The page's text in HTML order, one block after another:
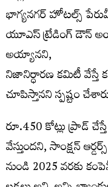
భాగ్యనగర్ హోటల్స్
యూఎస్ ట్రేడింగ్ డౌన్
అయ్యానని,
నిజానిర్ధారణ కమిటీ వేస్తే
చూపిస్తానని స్పష్టం
రూ.450 కోట్లు ప్రాడ్
వేస్తుందని, సాంక్షన్
నుండి 2025 వరకు